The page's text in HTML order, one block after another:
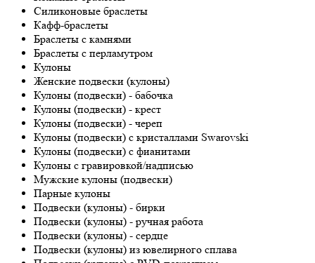
Силиконовые браслеты
Кафф-браслеты
Браслеты с камнями
Браслеты с перламутром
Кулоны
Женские подвески (кулоны)
Кулоны (подвески) - бабочка
Кулоны (подвески) - крест
Кулоны (подвески) - череп
Кулоны (подвески) с кристаллами Swarovski
Кулоны (подвески) с фианитами
Кулоны с гравировкой/надписью
Мужские кулоны (подвески)
Парные кулоны
Подвески (кулоны) - бирки
Подвески (кулоны) - ручная работа
Подвески (кулоны) - сердце
Подвески (кулоны) из ювелирного сплава